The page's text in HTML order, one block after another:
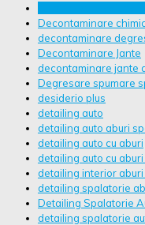
Decontaminare
decontaminare
Decontaminare Jante
decontaminare jante
Degresare spumare
desiderio plus
detailing auto
detailing auto aburi
detailing auto cu aburi
detailing auto cu
detailing interior
detailing spalatorie
Detailing Spalatorie
detailing spalatorie